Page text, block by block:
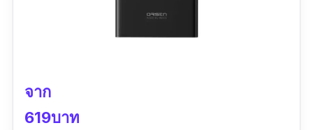
จาก
619บาท